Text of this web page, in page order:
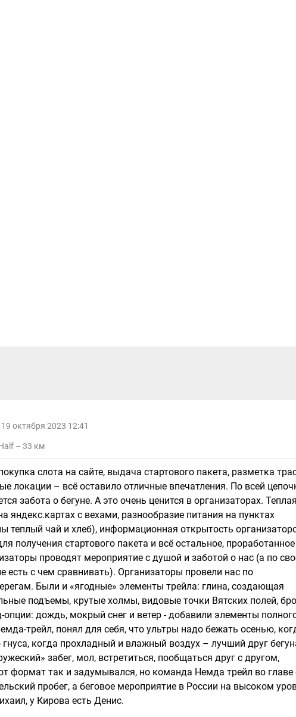
19 октября 2023 12:41
– 33 км
слота на сайте, выдача стартового пакета, разметка
локации – всё оставило отличные впечатления. По всей
забота о бегуне. А это очень ценится в организаторах. Теплая
яндекс.картах с вехами, разнообразие питания на пунктах
теплый чай и хлеб), информационная открытость
получения стартового пакета и всё остальное,
проводят мероприятие с душой и заботой о нас (а по
есть с чем сравнивать). Организаторы провели нас по
Были и «ягодные» элементы трейла: глина, создающая
подъемы, крутые холмы, видовые точки Вятских полей,
дождь, мокрый снег и ветер - добавили элементы
трейл, понял для себя, что ультры надо бежать осенью,
когда прохладный и влажный воздух – лучший друг
забег, мол, встретиться, пообщаться друг с другом,
формат так и задумывался, но команда Немда трейл во главе
пробег, а беговое мероприятие в России на высоком
у Кирова есть Денис.